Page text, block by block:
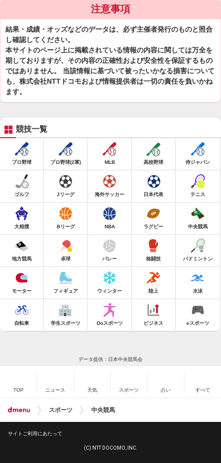
注意事項
結果・成績・オッズなどのデータは、必ず主催者発行のものと照合
し確認してください。
本サイトのページ上に掲載されている情報の内容に関しては万全を
期しておりますが、その内容の正確性および安全性を保証するもの
ではありません。 当該情報に基づいて被ったいかなる損害について
も、株式会社NTTドコモおよび情報提供者は一切の責任を負いかね
ます。
競技一覧
プロ野球 プロ野球(2軍) MLB 高校野球 侍ジャパン
ゴルフ Jリーグ 海外サッカー 日本代表 テニス
大相撲 Bリーグ NBA ラグビー 中央競馬
地方競馬 卓球 バレー 格闘技 バドミントン
モーター フィギュア ウィンター 陸上 水泳
自転車 学生スポーツ Doスポーツ ビジネス eスポーツ
データ提供：日本中央競馬会
TOP ニュース 天気 スポーツ 占い すべて
スポーツ 中央競馬
サイトご利用にあたって
(C) NTT DOCOMO, INC.